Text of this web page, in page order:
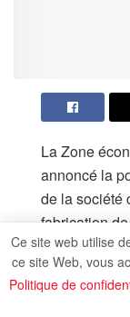
La Zone
annoncé la
de la société
fabrication
vêtements
le cadre de
développeur
Ce site web utilise
ce site Web, vous
Politique de